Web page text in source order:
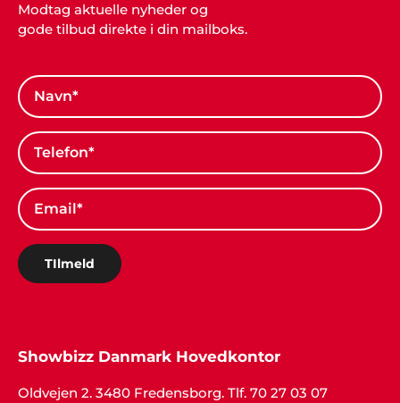
Modtag aktuelle nyheder og
gode tilbud direkte i din mailboks.
TIlmeld
Showbizz Danmark Hovedkontor
Oldvejen 2. 3480 Fredensborg. Tlf. 70 27 03 07